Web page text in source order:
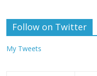
Follow on Twitter
My Tweets